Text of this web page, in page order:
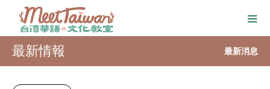
最新情報 最新消息